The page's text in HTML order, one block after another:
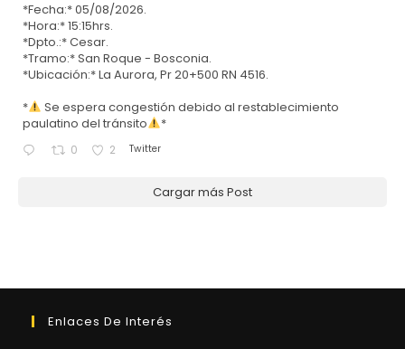
*Fecha:* 05/08/2026.
*Hora:* 15:15hrs.
*Dpto.:* Cesar.
*Tramo:* San Roque - Bosconia.
*Ubicación:* La Aurora, Pr 20+500 RN 4516.
*
Se espera congestión debido al restablecimiento
paulatino del tránsito
*
0 2 Twitter
Cargar más Post
Enlaces De Interés